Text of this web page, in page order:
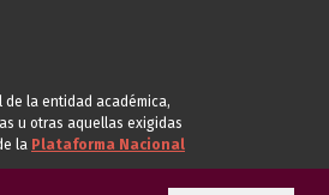
la entidad académica,
u otras aquellas exigidas
la Plataforma Nacional